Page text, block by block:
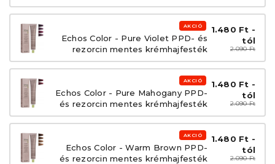
AKCIÓ
Echos Color - Pure Violet PPD- és
rezorcin mentes krémhajfesték
1.480 Ft -
tól
2.090 Ft
AKCIÓ
Echos Color - Pure Mahogany PPD-
és rezorcin mentes krémhajfesték
1.480 Ft -
tól
2.090 Ft
AKCIÓ
Echos Color - Warm Brown PPD-
és rezorcin mentes krémhajfesték
1.480 Ft -
tól
2.090 Ft